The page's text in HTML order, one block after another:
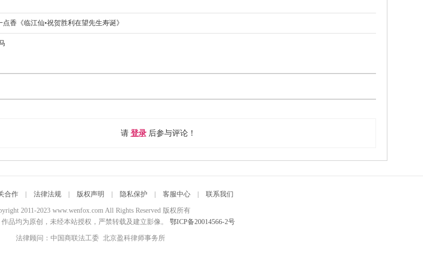
香《临江仙•祝贺胜利在望先生寿诞》
请 登录后参与评论！
合作 法律法规 版权声明 隐私保护 客服中心 联系我们
2011-2023 www.wenfox.com All Rights Reserved 版权所有
品均为原创，未经本站授权，严禁转载及建立影像。 鄂ICP备20014566-2号
法律顾问：中国商联法工委 北京盈科律师事务所